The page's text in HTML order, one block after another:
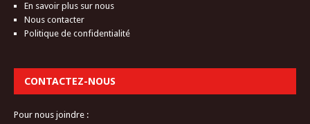
En savoir plus sur nous
Nous contacter
Politique de confidentialité
CONTACTEZ-NOUS
Pour nous joindre :